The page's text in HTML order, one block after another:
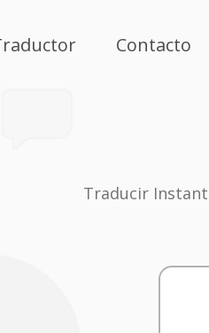
Contacto
Traducir